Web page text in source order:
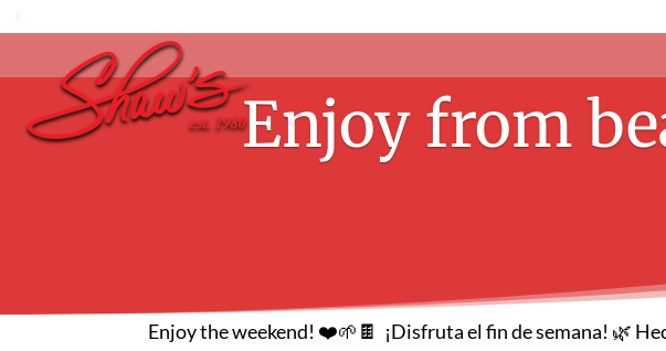
Enjoy from
Enjoy the weekend! ❤️🌱🍫 ¡Disfruta el fin de semana! 🌿